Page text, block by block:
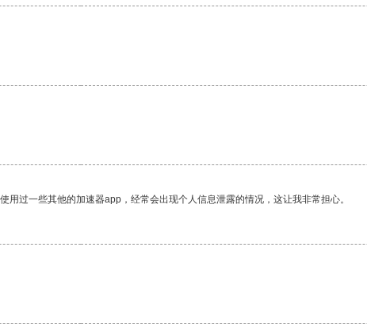
过一些其他的加速器app，经常会出现个人信息泄露的情况，这让我非常担心。